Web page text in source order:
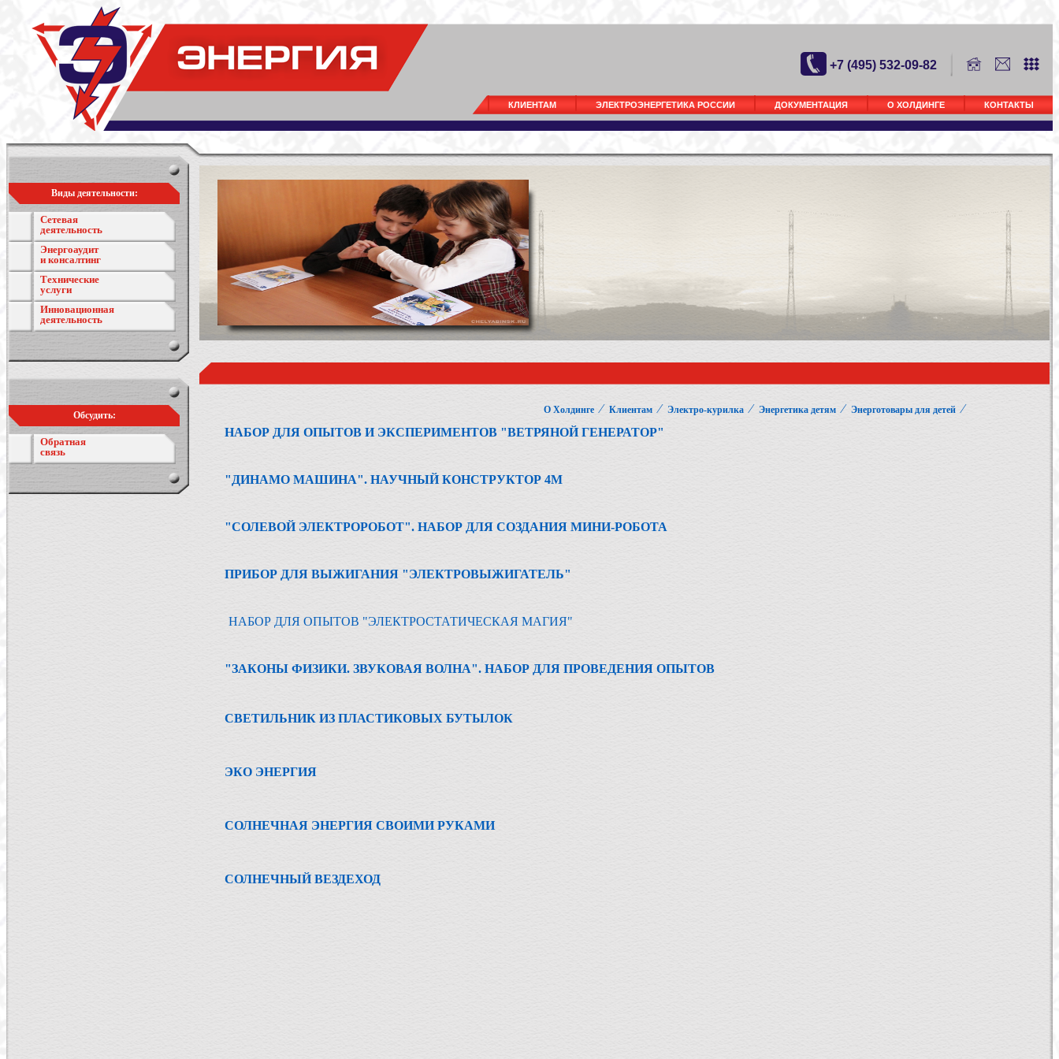
+7 (495) 532-09-82
КЛИЕНТАМ ЭЛЕКТРОЭНЕРГЕТИКА РОССИИ ДОКУМЕНТАЦИЯ О ХОЛДИНГЕ КОНТАКТЫ
Виды деятельности:
Сетевая
деятельность
Энергоаудит
и консалтинг
Технические
услуги
Инновационная
деятельность
Обсудить:
Обратная
связь
О Холдинге ⁄ Клиентам ⁄ Электро-курилка ⁄ Энергетика детям ⁄ Энерготовары для детей ⁄
НАБОР ДЛЯ ОПЫТОВ И ЭКСПЕРИМЕНТОВ "ВЕТРЯНОЙ ГЕНЕРАТОР"
"ДИНАМО МАШИНА". НАУЧНЫЙ КОНСТРУКТОР 4М
"СОЛЕВОЙ ЭЛЕКТРОРОБОТ". НАБОР ДЛЯ СОЗДАНИЯ МИНИ-РОБОТА
ПРИБОР ДЛЯ ВЫЖИГАНИЯ "ЭЛЕКТРОВЫЖИГАТЕЛЬ"
НАБОР ДЛЯ ОПЫТОВ "ЭЛЕКТРОСТАТИЧЕСКАЯ МАГИЯ"
"ЗАКОНЫ ФИЗИКИ. ЗВУКОВАЯ ВОЛНА". НАБОР ДЛЯ ПРОВЕДЕНИЯ ОПЫТОВ
СВЕТИЛЬНИК ИЗ ПЛАСТИКОВЫХ БУТЫЛОК
ЭКО ЭНЕРГИЯ
СОЛНЕЧНАЯ ЭНЕРГИЯ СВОИМИ РУКАМИ
СОЛНЕЧНЫЙ ВЕЗДЕХОД